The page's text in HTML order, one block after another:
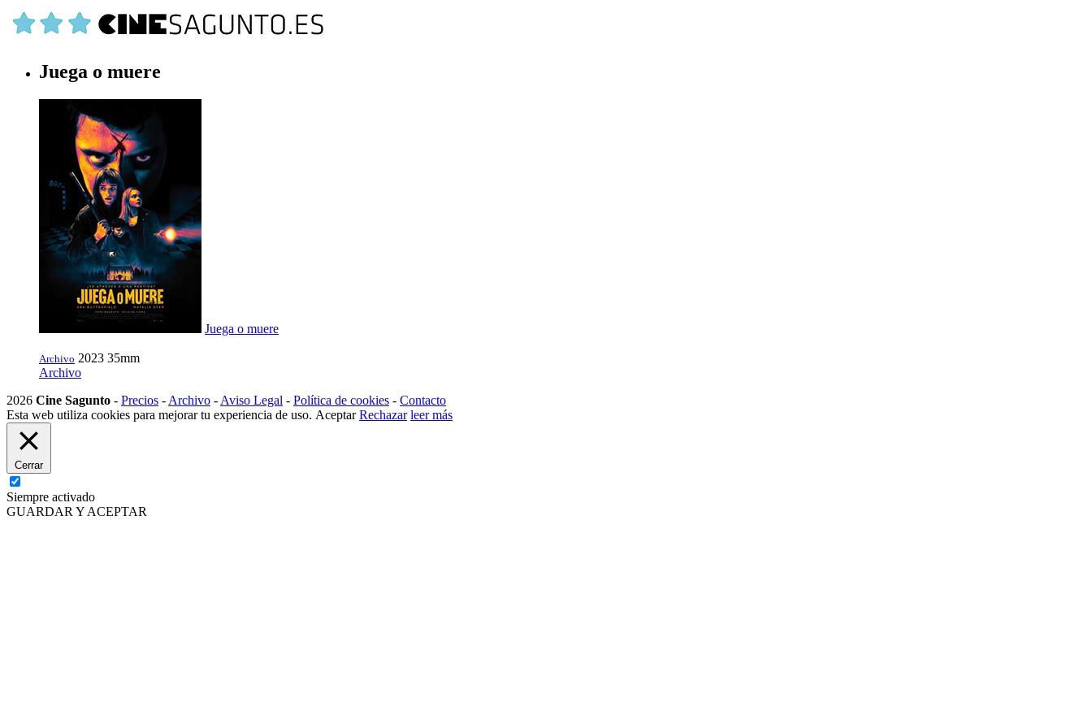
Juega o muere
Juega o muere
Archivo 2023 35mm
Archivo
2026 Cine Sagunto - Precios - Archivo - Aviso Legal - Política de cookies - Contacto
Esta web utiliza cookies para mejorar tu experiencia de uso. Aceptar Rechazar leer más
Cerrar
Siempre activado
GUARDAR Y ACEPTAR